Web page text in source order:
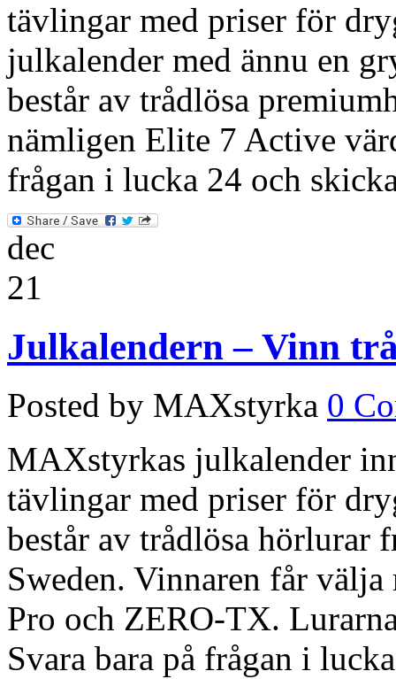
tävlingar med priser för
julkalender med ännu en
består av trådlösa
nämligen Elite 7 Active
frågan i lucka 24 och
dec
21
Julkalendern – Vinn
Posted by MAXstyrka 0
MAXstyrkas julkalender
tävlingar med priser för
består av trådlösa hörlurar
Sweden. Vinnaren får
Pro och ZERO-TX.
Svara bara på frågan i